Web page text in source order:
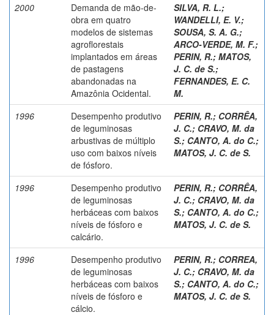
2000
Demanda de mão-de-
obra em quatro
modelos de sistemas
agroflorestais
implantados em áreas
de pastagens
abandonadas na
Amazônia Ocidental.
SILVA, R. L.;
WANDELLI, E. V.;
SOUSA, S. A. G.;
ARCO-VERDE, M. F.;
PERIN, R.; MATOS,
J. C. de S.;
FERNANDES, E. C.
M.
1996
Desempenho produtivo
de leguminosas
arbustivas de múltiplo
uso com baixos níveis
de fósforo.
PERIN, R.; CORRÊA,
J. C.; CRAVO, M. da
S.; CANTO, A. do C.;
MATOS, J. C. de S.
1996
Desempenho produtivo
de leguminosas
herbáceas com baixos
níveis de fósforo e
calcário.
PERIN, R.; CORRÊA,
J. C.; CRAVO, M. da
S.; CANTO, A. do C.;
MATOS, J. C. de S.
1996
Desempenho produtivo
de leguminosas
herbáceas com baixos
níveis de fósforo e
cálcio.
PERIN, R.; CORREA,
J. C.; CRAVO, M. da
S.; CANTO, A. do C.;
MATOS, J. C. de S.